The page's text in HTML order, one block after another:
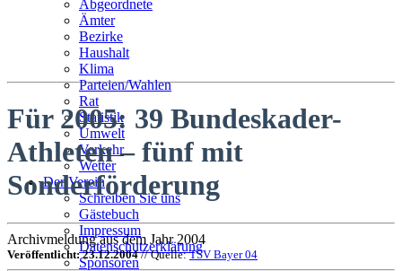
Abgeordnete
Ämter
Bezirke
Haushalt
Klima
Parteien/Wahlen
Rat
Statistik
Umwelt
Verkehr
Wetter
Der Verein
Schreiben Sie uns
Gästebuch
Impressum
Datenschutzerklärung
Sponsoren
Für 2005: 39 Bundeskader-
Athleten – fünf mit
Sonderförderung
Archivmeldung aus dem Jahr 2004
Veröffentlicht: 23.12.2004// Quelle:TSV Bayer 04